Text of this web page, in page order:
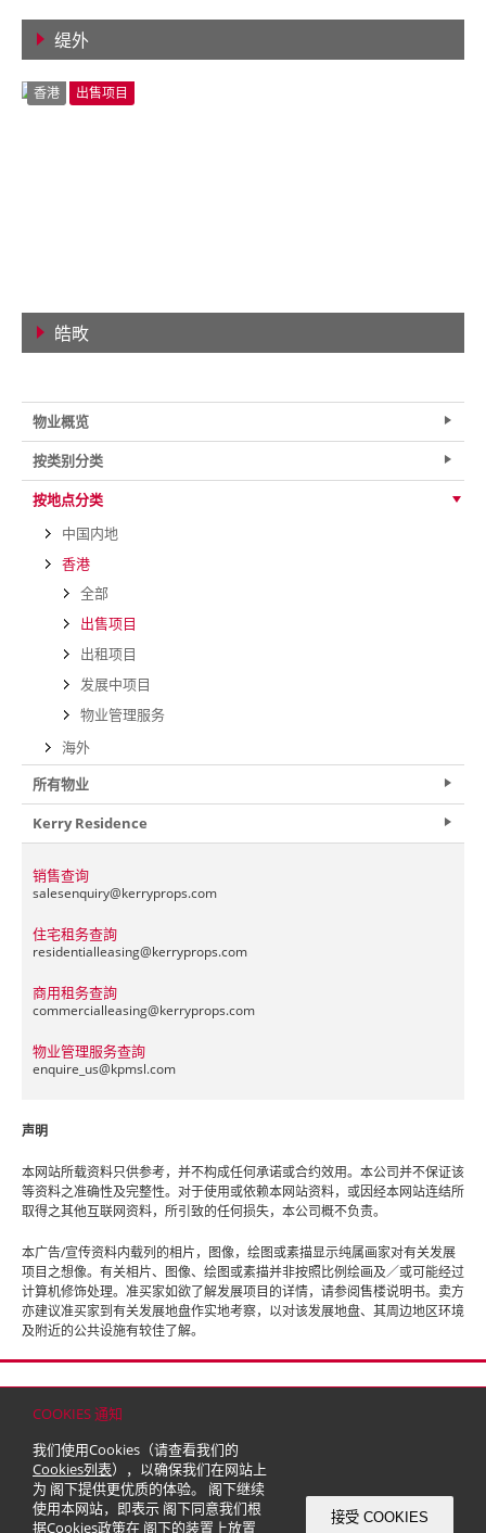
COOKIES 通知
我们使用Cookies（请查看我们的
Cookies列表），以确保我们在网站上
为 阁下提供更优质的体验。 阁下继续
使用本网站，即表示 阁下同意我们根
据Cookies政策在 阁下的装置上放置
接受 COOKIES
缇外
香港 出售项目
皓畋
物业概览
按类别分类
按地点分类
中国内地
香港
全部
出售项目
出租项目
发展中项目
物业管理服务
海外
所有物业
Kerry Residence
销售查询
salesenquiry@kerryprops.com
住宅租务查詢
residentialleasing@kerryprops.com
商用租务查詢
commercialleasing@kerryprops.com
物业管理服务查詢
enquire_us@kpmsl.com
声明
本网站所载资料只供参考，并不构成任何承诺或合约效用。本公司并不保证该
等资料之准确性及完整性。对于使用或依赖本网站资料，或因经本网站连结所
取得之其他互联网资料，所引致的任何损失，本公司概不负责。
本广告/宣传资料内载列的相片，图像，绘图或素描显示纯属画家对有关发展
项目之想像。有关相片、图像、绘图或素描并非按照比例绘画及／或可能经过
计算机修饰处理。准买家如欲了解发展项目的详情，请参阅售楼说明书。卖方
亦建议准买家到有关发展地盘作实地考察，以对该发展地盘、其周边地区环境
及附近的公共设施有较佳了解。
© 2026 嘉里建设有限公司 (于百慕达注册成立之有限公司)